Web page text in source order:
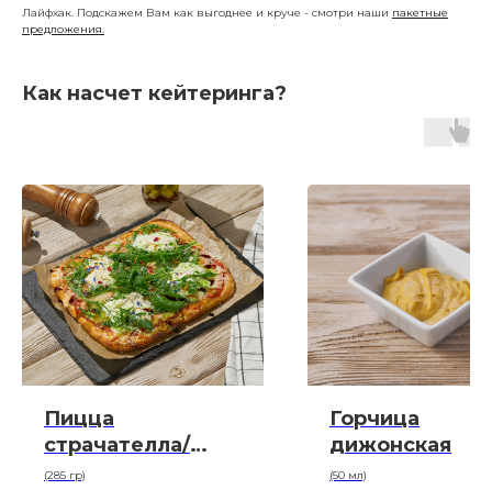
Лайфхак. Подскажем Вам как выгоднее и круче - смотри наши пакетные
предложения.
Как насчет кейтеринга?
Пицца
страчателла/
руккола/
(285 гр)
Горчица
дижонская
(50 мл)